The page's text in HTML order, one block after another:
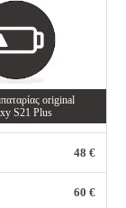
original
S21 Plus
48 €
60 €